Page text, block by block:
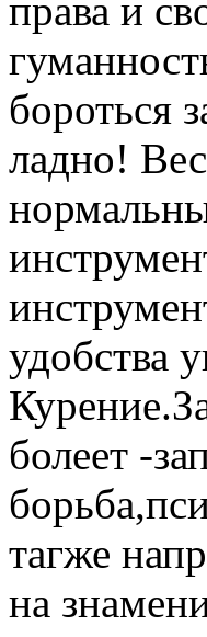
права и
бороться
ладно!
удобства
болеет -
тагже
на